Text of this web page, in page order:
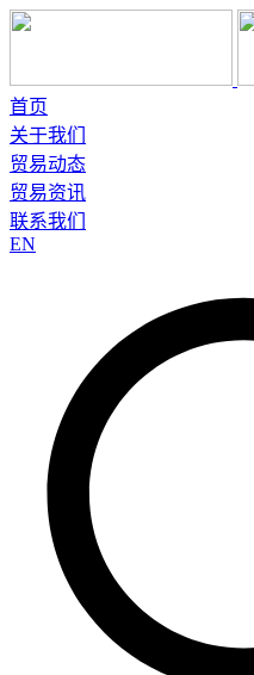
首页
关于我们
贸易动态
贸易资讯
联系我们
EN